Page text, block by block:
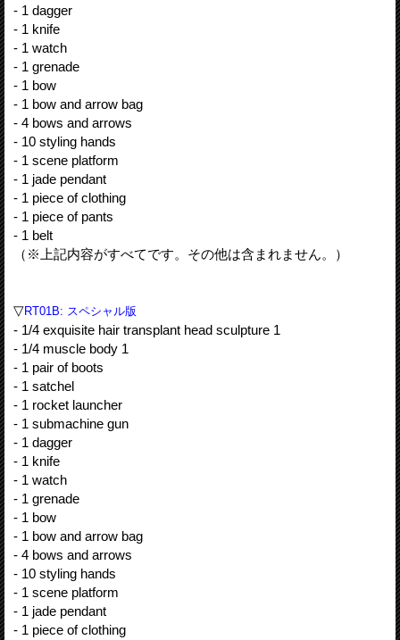
- 1 dagger
- 1 knife
- 1 watch
- 1 grenade
- 1 bow
- 1 bow and arrow bag
- 4 bows and arrows
- 10 styling hands
- 1 scene platform
- 1 jade pendant
- 1 piece of clothing
- 1 piece of pants
- 1 belt
（※上記内容がすべてです。その他は含まれません。）
▽RT01B: スペシャル版
- 1/4 exquisite hair transplant head sculpture 1
- 1/4 muscle body 1
- 1 pair of boots
- 1 satchel
- 1 rocket launcher
- 1 submachine gun
- 1 dagger
- 1 knife
- 1 watch
- 1 grenade
- 1 bow
- 1 bow and arrow bag
- 4 bows and arrows
- 10 styling hands
- 1 scene platform
- 1 jade pendant
- 1 piece of clothing